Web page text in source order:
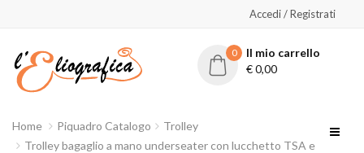
Accedi / Registrati
0
Il mio carrello
€0,00
Home Piquadro Catalogo
Trolley
Trolley bagaglio a mano underseater con lucchetto TSA e